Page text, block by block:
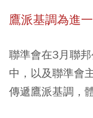
鷹派基調為進
聯準會在3月聯
中，以及聯準會
傳遞鷹派基調，